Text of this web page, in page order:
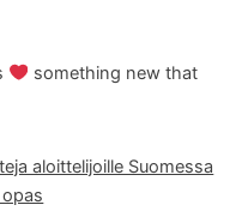
something new that
aloittelijoille Suomessa